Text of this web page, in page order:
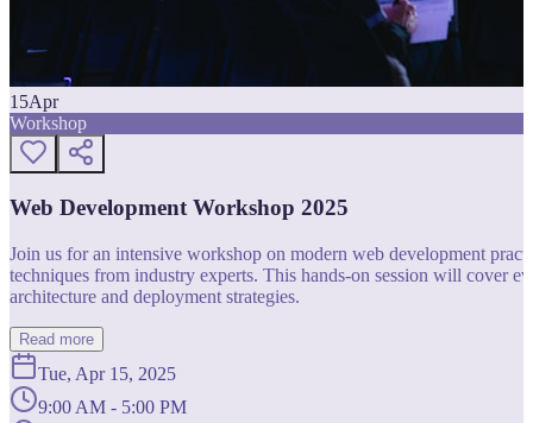
15Apr
Workshop
Web Development Workshop 2025
Join us for an intensive workshop on modern web development
techniques from industry experts. This hands-on session will cover
architecture and deployment strategies.
Read more
Tue, Apr 15, 2025
9:00 AM - 5:00 PM